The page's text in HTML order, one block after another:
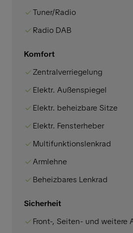
Tuner/Radio
Radio DAB
Komfort
Zentralverriegelung
Elektr. Außenspiegel
Elektr. beheizbare Sitze
Elektr. Fensterheber
Multifunktionslenkrad
Armlehne
Beheizbares Lenkrad
Sicherheit
Front-, Seiten- und weitere